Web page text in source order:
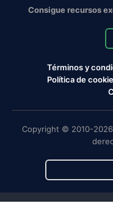
Consigue recursos
Términos y
Política de
Copyright © 2010-2026